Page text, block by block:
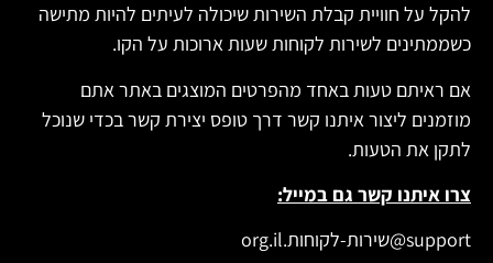
להקל על חוויית קבלת השירות שיכולה לעיתים להיות מתישה
כשממתינים לשירות לקוחות שעות ארוכות על הקו.
אם ראיתם טעות באחד מהפרטים המוצגים באתר אתם
מוזמנים ליצור איתנו קשר דרך טופס יצירת קשר בכדי שנוכל
לתקן את הטעות.
צרו איתנו קשר גם במייל:
support@שירות-לקוחות.org.il